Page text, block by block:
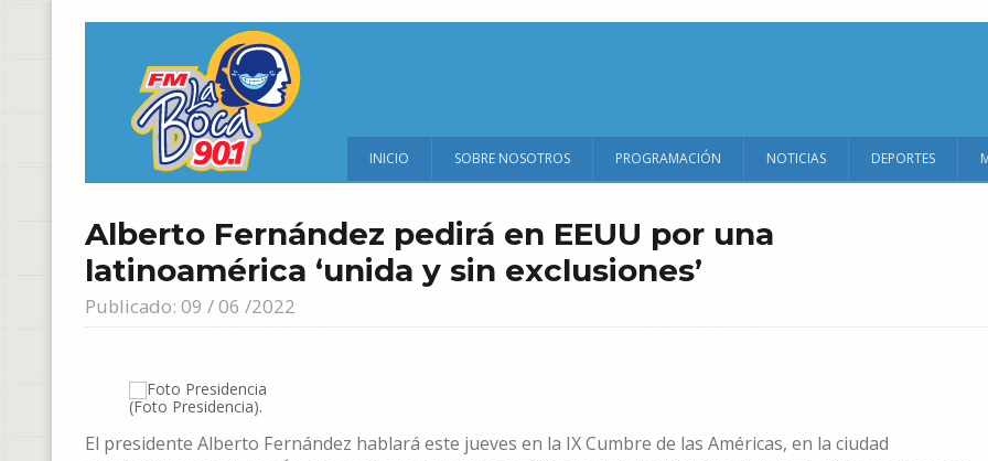
INICIO SOBRE NOSOTROS PROGRAMACIÓN NOTICIAS DEPORTES
Alberto Fernández pedirá en EEUU por una
latinoamérica ‘unida y sin exclusiones’
Publicado: 09 / 06 /2022
(Foto Presidencia).
El presidente Alberto Fernández hablará este jueves en la IX Cumbre de las Américas, en la ciudad